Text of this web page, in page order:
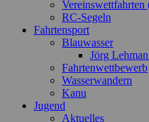
Vereinswettfahrten
RC-Segeln
Fahrtensport
Blauwasser
Jörg
Fahrtenwettbewerb
Wasserwandern
Kanu
Jugend
Aktuelles